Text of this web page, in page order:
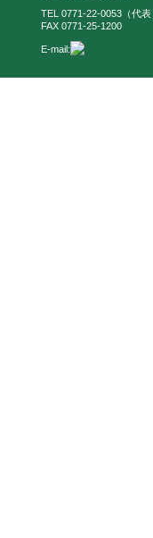
TEL 0771-22-0053（代表
FAX 0771-25-1200
E-mail: